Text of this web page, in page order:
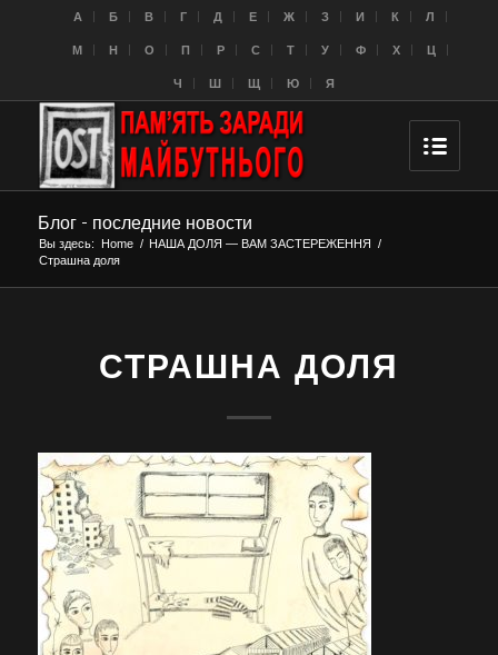
A Б В Г Д Е Ж З И К Л
M Н О П Р С Т У Ф Х Ц
Ч Ш Щ Ю Я
Блог - последние новости
Вы здесь: Home / НАША ДОЛЯ — ВАМ ЗАСТЕРЕЖЕННЯ /
Страшна доля
СТРАШНА ДОЛЯ